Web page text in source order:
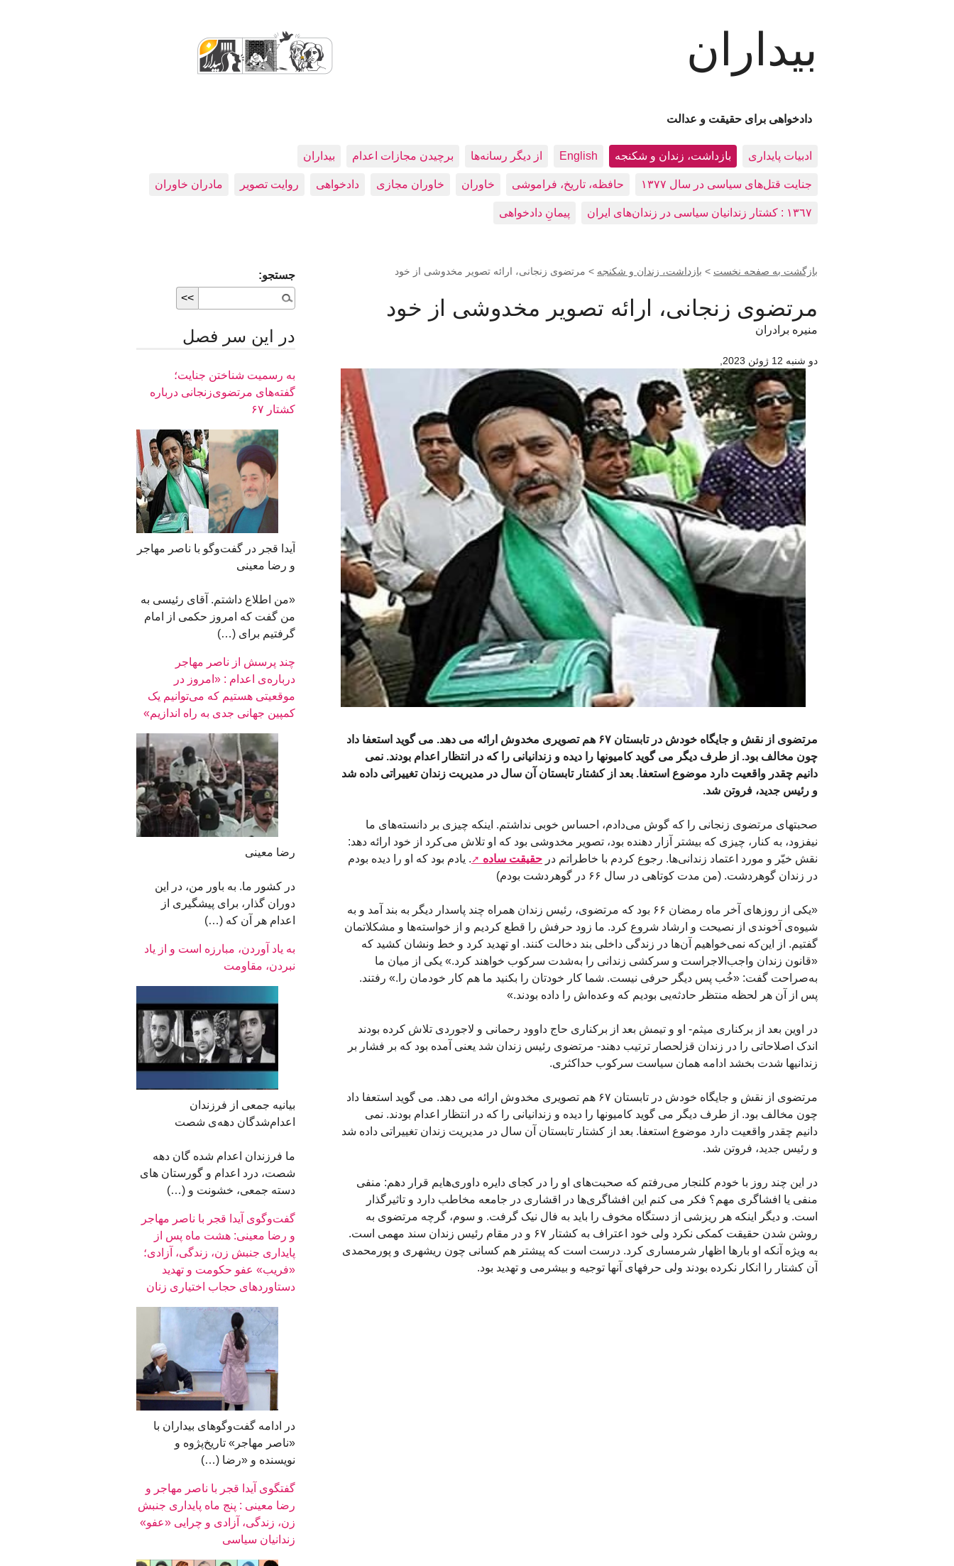
بیداران
دادخواهی برای حقیقت و عدالت
ادبيات پايداری بازداشت، زندان و شکنجه English از دیگر رسانه‌ها برچیدن مجازات اعدام بيداران
جنایت قتل‌های سیاسی در سال ۱۳۷۷ حافظه، تاريخ، فراموشی خاوران خاوران مجازی دادخواهی روایت تصویر مادران خاوران
١٣٦٧ : کشتار زندانيان سياسی در زندان‌های ایران پیمانِ دادخواهی
بازگشت به صفحه نخست > بازداشت، زندان و شکنجه > مرتضوی زنجانی، ارائه تصویر مخدوشی از خود
مرتضوی زنجانی، ارائه تصویر مخدوشی از خود
منیره برادران
دو شنبه 12 ژوئن 2023
مرتضوی از نقش و جایگاه خودش در تابستان ۶۷ هم تصویری مخدوش ارائه می دهد. می گوید استعفا داد
چون مخالف بود. از طرف دیگر می گوید کامیونها را دیده و زندانیانی را که در انتظار اعدام بودند. نمی
دانیم چقدر واقعیت دارد موضوع استعفا. بعد از کشتار تابستان آن سال در مدیریت زندان تغییراتی داده شد
و رئیس جدید، فروتن شد.
صحبتهای مرتضوی زنجانی را که گوش می‌دادم، احساس خوبی نداشتم. اینکه چیزی بر دانسته‌های ما
نیفزود، به کنار، چیزی که بیشتر آزار دهنده بود، تصویر مخدوشی بود که او تلاش می‌کرد از خود ارائه دهد:
نقش خیّر و مورد اعتماد زندانی‌ها. رجوع کردم با خاطراتم در حقیقت ساده
. یادم بود که او را دیده بودم
در زندان گوهردشت. (من مدت کوتاهی در سال ۶۶ در گوهردشت بودم)
«یکی از روزهای آخر ماه رمضان ۶۶ بود که مرتضوی، رئیس زندان همراه چند پاسدار دیگر به بند آمد و به
شیوه‌ی آخوندی از نصیحت و ارشاد شروع کرد. ما زود حرفش را قطع کردیم و از خواسته‌ها و مشکلاتمان
گفتیم. از این‌که نمی‌خواهیم آن‌ها در زندگی داخلی بند دخالت کنند. او تهدید کرد و خط‌ ونشان کشید که
«قانون زندان واجب‌الاجراست و سرکشی زندانی را به‌شدت سرکوب خواهند کرد.» یکی از میان ما
به‌صراحت گفت: «خُب پس دیگر حرفی نیست. شما کار خودتان را بکنید ما هم کار خودمان را.» رفتند.
پس از آن هر لحظه منتظر حادثه‌یی بودیم که وعده‌اش را داده بودند.»
در اوین بعد از برکناری میثم- او و تیمش بعد از برکناری حاج داوود رحمانی و لاجوردی تلاش کرده بودند
اندک اصلاحاتی را در زندان قزلحصار ترتیب دهند- مرتضوی رئیس زندان شد یعنی آمده بود که بر فشار بر
زندانیها شدت بخشد ادامه همان سیاست سرکوب حداکثری.
مرتضوی از نقش و جایگاه خودش در تابستان ۶۷ هم تصویری مخدوش ارائه می دهد. می گوید استعفا داد
چون مخالف بود. از طرف دیگر می گوید کامیونها را دیده و زندانیانی را که در انتظار اعدام بودند. نمی
دانیم چقدر واقعیت دارد موضوع استعفا. بعد از کشتار تابستان آن سال در مدیریت زندان تغییراتی داده شد
و رئیس جدید، فروتن شد.
در این چند روز با خودم کلنجار می‌رفتم که صحبت‌های او را در کجای دایره داوری‌هایم قرار دهم: منفی
منفی یا افشاگری مهم؟ فکر می کنم این افشاگری‌ها در اقشاری در جامعه مخاطب دارد و تاثیرگذار
است. و دیگر اینکه هر ریزشی از دستگاه مخوف را باید به فال نیک گرفت. و سوم، گرچه مرتضوی به
روشن شدن حقیقت کمکی نکرد ولی خود اعتراف به کشتار ۶۷ و در مقام رئیس زندان سند مهمی است.
به ویژه آنکه او بارها اظهار شرمساری کرد. درست است که پیشتر هم کسانی چون ریشهری و پورمحمدی
آن کشتار را انکار نکرده بودند ولی حرفهای آنها توجیه و بیشرمی و تهدید بود.
جستجو:
در اين سر فصل
به رسمیت شناختن جنایت؛
گفته‌های مرتضوی‌زنجانی درباره
کشتار ۶۷
آیدا قجر در گفت‌وگو با ناصر مهاجر
و رضا معینی
«من اطلاع داشتم. آقای رئيسی به
من گفت که امروز حکمی از امام
گرفتیم برای (…)
چند پرسش از ناصر مهاجر
درباره‌ی اعدام : «امروز در
موقعیتی هستیم که می‌توانیم یک
کمپین جهانی جدی به راه اندازیم»
رضا معینی
در کشور ما. به باور من، در این
دوران گذار، برای پیشگیری از
اعدام هر آن که (…)
به یاد آوردن، مبارزه است و از یاد
نبردن، مقاومت
بیانیه جمعی از فرزندان
اعدام‌شدگان دهه‌ی شصت
ما فرزندان اعدام شده گان دهه
شصت، درد اعدام و گورستان های
دسته جمعی، خشونت و (…)
گفت‌وگوی آیدا قجر با ناصر مهاجر
و رضا معینی: هشت ماه پس از
پایداری جنبش زن، زندگی، آزادی؛
«فریب» عفو حکومت و تهدید
دستاوردهای حجاب اختیاری زنان
در ادامه گفت‌وگوهای بیداران با
«ناصر مهاجر» تاریخ‌پژوه و
نویسنده و «رضا (…)
گفتگوی آیدا قجر با ناصر مهاجر و
رضا معینی : پنج ماه پایداری جنبش
زن، زندگی، آزادی و چرایی «عفو»
زندانیان سیاسی